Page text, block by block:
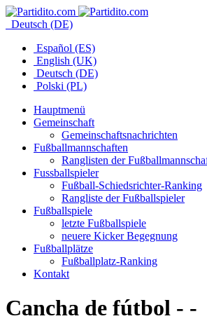
Deutsch (DE)
Español (ES)
English (UK)
Deutsch (DE)
Polski (PL)
Hauptmenü
Gemeinschaft
Gemeinschaftsnachrichten
Fußballmannschaften
Ranglisten der
Fussballspieler
Fußball-Schiedsrichter-Ranking
Rangliste der Fußballspieler
Fußballspiele
letzte Fußballspiele
neuere Kicker Begegnung
Fußballplätze
Fußballplatz-Ranking
Kontakt
Cancha de fútbol - -